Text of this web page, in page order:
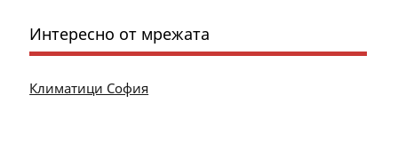
Интересно от мрежата
Климатици София